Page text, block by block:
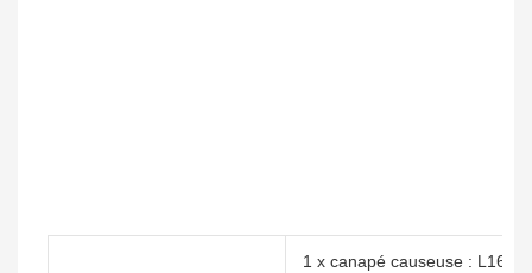
1 x canapé causeuse : L167